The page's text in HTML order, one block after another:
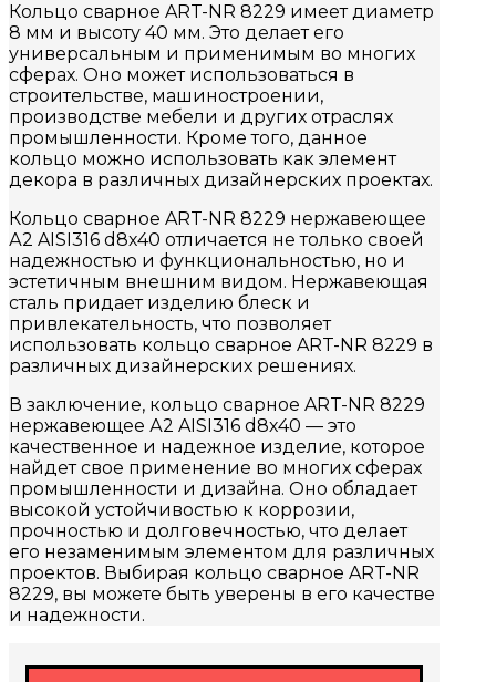
Кольцо сварное ART-NR 8229 имеет диаметр
8 мм и высоту 40 мм. Это делает его
универсальным и применимым во многих
сферах. Оно может использоваться в
строительстве, машиностроении,
производстве мебели и других отраслях
промышленности. Кроме того, данное
кольцо можно использовать как элемент
декора в различных дизайнерских проектах.
Кольцо сварное ART-NR 8229 нержавеющее
А2 AISI316 d8х40 отличается не только своей
надежностью и функциональностью, но и
эстетичным внешним видом. Нержавеющая
сталь придает изделию блеск и
привлекательность, что позволяет
использовать кольцо сварное ART-NR 8229 в
различных дизайнерских решениях.
В заключение, кольцо сварное ART-NR 8229
нержавеющее А2 AISI316 d8х40 — это
качественное и надежное изделие, которое
найдет свое применение во многих сферах
промышленности и дизайна. Оно обладает
высокой устойчивостью к коррозии,
прочностью и долговечностью, что делает
его незаменимым элементом для различных
проектов. Выбирая кольцо сварное ART-NR
8229, вы можете быть уверены в его качестве
и надежности.